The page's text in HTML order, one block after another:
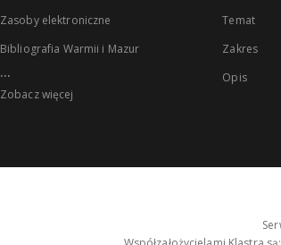
Zasoby elektroniczne
Bibliografia Warmii i Mazur
...
Zobacz więcej
Temat
Zakres
Opis